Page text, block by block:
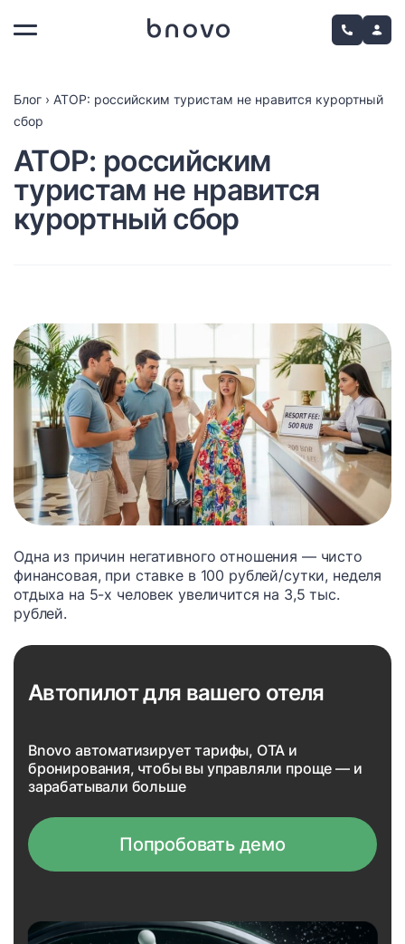
Блог › АТОР: российским туристам не нравится курортный
сбор
АТОР: российским
туристам не нравится
курортный сбор
Одна из причин негативного отношения — чисто
финансовая, при ставке в 100 рублей/сутки, неделя
отдыха на 5-х человек увеличится на 3,5 тыс.
рублей.
Автопилот для вашего отеля
Bnovo автоматизирует тарифы, OTA и
бронирования, чтобы вы управляли проще — и
зарабатывали больше
Попробовать демо